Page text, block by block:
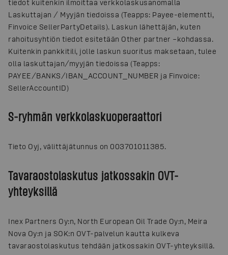
tiedot kuitenkin ilmoittaa verkkolaskusanomalla
Laskuttajan / Myyjän tiedoissa (Teapps: Payee-elementti,
Finvoice SellerPartyDetails). Laskun lähettäjän, kuten
rahoitusyhtiön tiedot esitetään Other partner –kohdassa.
Kuitenkin pankkitili, jolle laskun suoritus maksetaan, tulee
olla laskuttajan/myyjän tiedoissa (Teapps:
PAYEE/BANKS/IBAN_ACCOUNT_NUMBER ja Finvoice:
SellerAccountID)
S-ryhmän verkkolaskuoperaattori
Tieto Oyj, välittäjätunnus on 003701011385.
Tavaraostolaskutus jatkossakin OVT-
yhteyksillä
Inex Partners Oy:n, North European Oil Trade Oy:n, Meira
Nova Oy:n ja SOK:n OVT-palvelun kautta kulkeva
tavaraostolaskutus tehdään jatkossakin OVT-yhteyksillä.